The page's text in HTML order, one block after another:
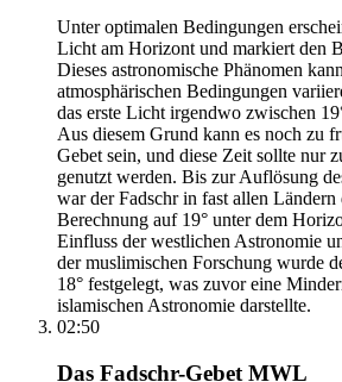
Unter optimalen Bedingungen
Licht am Horizont und markiert den
Dieses astronomische Phänomen
atmosphärischen Bedingungen
das erste Licht irgendwo zwischen
Aus diesem Grund kann es noch zu
Gebet sein, und diese Zeit sollte nur
genutzt werden. Bis zur Auflösung
war der Fadschr in fast allen
Berechnung auf 19° unter dem
Einfluss der westlichen Astronomie
der muslimischen Forschung wurde
18° festgelegt, was zuvor eine
islamischen Astronomie darstellte.
02:50
Das Fadschr-Gebet MWL